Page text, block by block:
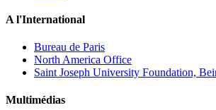
A l'International
Bureau de Paris
North America Office
Saint Joseph University Foundation,
Multimédias